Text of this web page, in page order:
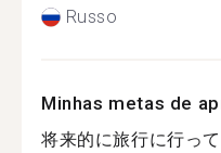
Russo
Minhas metas de
将来的に旅行に行っ